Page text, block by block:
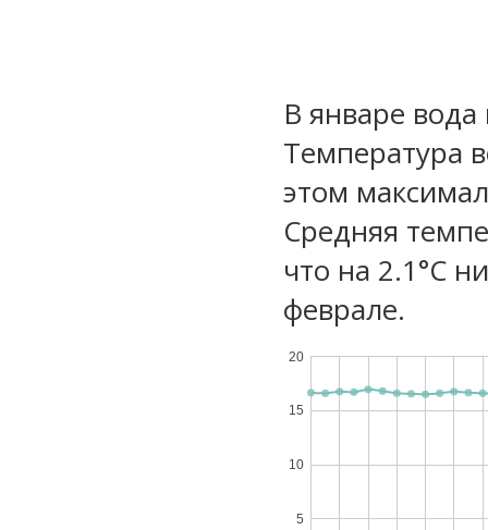
В январе
Температура
этом
Средняя
что на 2.1°C
феврале.
5
10
15
20